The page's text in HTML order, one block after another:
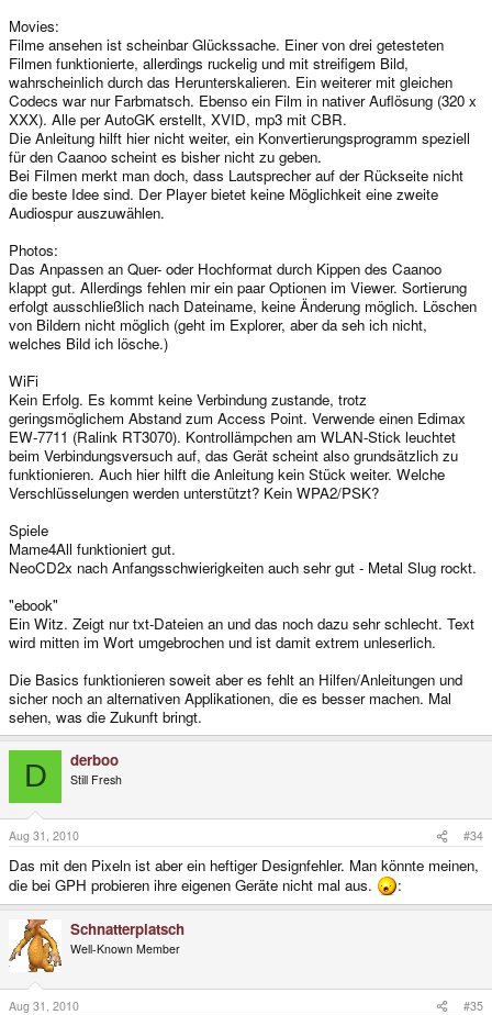
Movies:
Filme ansehen ist scheinbar Glückssache. Einer von drei getesteten
Filmen funktionierte, allerdings ruckelig und mit streifigem Bild,
wahrscheinlich durch das Herunterskalieren. Ein weiterer mit gleichen
Codecs war nur Farbmatsch. Ebenso ein Film in nativer Auflösung (320 x
XXX). Alle per AutoGK erstellt, XVID, mp3 mit CBR.
Die Anleitung hilft hier nicht weiter, ein Konvertierungsprogramm speziell
für den Caanoo scheint es bisher nicht zu geben.
Bei Filmen merkt man doch, dass Lautsprecher auf der Rückseite nicht
die beste Idee sind. Der Player bietet keine Möglichkeit eine zweite
Audiospur auszuwählen.
Photos:
Das Anpassen an Quer- oder Hochformat durch Kippen des Caanoo
klappt gut. Allerdings fehlen mir ein paar Optionen im Viewer. Sortierung
erfolgt ausschließlich nach Dateiname, keine Änderung möglich. Löschen
von Bildern nicht möglich (geht im Explorer, aber da seh ich nicht,
welches Bild ich lösche.)
WiFi
Kein Erfolg. Es kommt keine Verbindung zustande, trotz
geringsmöglichem Abstand zum Access Point. Verwende einen Edimax
EW-7711 (Ralink RT3070). Kontrollämpchen am WLAN-Stick leuchtet
beim Verbindungsversuch auf, das Gerät scheint also grundsätzlich zu
funktionieren. Auch hier hilft die Anleitung kein Stück weiter. Welche
Verschlüsselungen werden unterstützt? Kein WPA2/PSK?
Spiele
Mame4All funktioniert gut.
NeoCD2x nach Anfangsschwierigkeiten auch sehr gut - Metal Slug rockt.
"ebook"
Ein Witz. Zeigt nur txt-Dateien an und das noch dazu sehr schlecht. Text
wird mitten im Wort umgebrochen und ist damit extrem unleserlich.
Die Basics funktionieren soweit aber es fehlt an Hilfen/Anleitungen und
sicher noch an alternativen Applikationen, die es besser machen. Mal
sehen, was die Zukunft bringt.
D derboo
Still Fresh
Aug 31, 2010 #34
Das mit den Pixeln ist aber ein heftiger Designfehler. Man könnte meinen,
die bei GPH probieren ihre eigenen Geräte nicht mal aus.
:
Schnatterplatsch
Well-Known Member
Aug 31, 2010 #35